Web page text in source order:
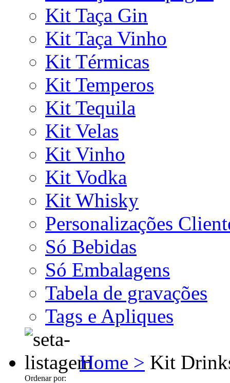
Kit Taça Gin
Kit Taça Vinho
Kit Térmicas
Kit Temperos
Kit Tequila
Kit Velas
Kit Vinho
Kit Vodka
Kit Whisky
Personalizações
Só Bebidas
Só Embalagens
Tabela de gravações
Tags e Apliques
Home > Kit
Ordenar por: